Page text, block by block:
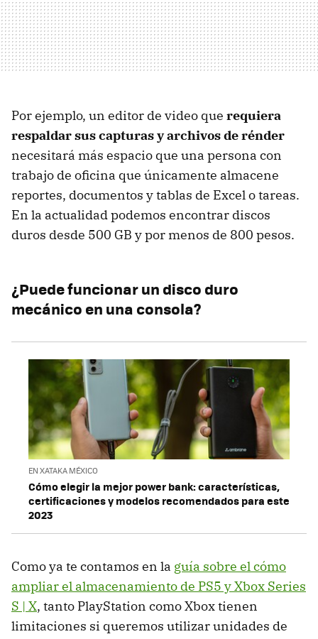
Por ejemplo, un editor de video que requiera
respaldar sus capturas y archivos de rénder
necesitará más espacio que una persona con
trabajo de oficina que únicamente almacene
reportes, documentos y tablas de Excel o tareas.
En la actualidad podemos encontrar discos
duros desde 500 GB y por menos de 800 pesos.
¿Puede funcionar un disco duro
mecánico en una consola?
EN XATAKA MÉXICO
Cómo elegir la mejor power bank: características,
certificaciones y modelos recomendados para este
2023
Como ya te contamos en la guía sobre el cómo
ampliar el almacenamiento de PS5 y Xbox Series
S | X, tanto PlayStation como Xbox tienen
limitaciones si queremos utilizar unidades de